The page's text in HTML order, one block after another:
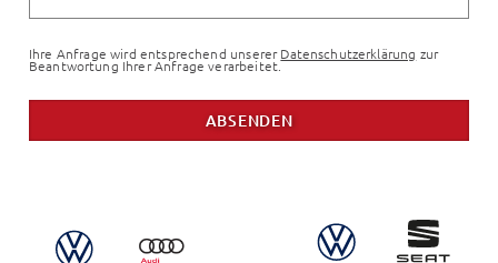
Ihre Anfrage wird entsprechend unsererDatenschutzerklärung zur
Beantwortung Ihrer Anfrage verarbeitet.
ABSENDEN